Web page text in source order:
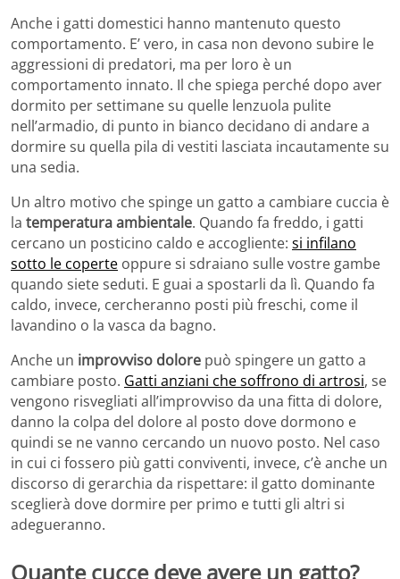
Anche i gatti domestici hanno mantenuto questo
comportamento. E’ vero, in casa non devono subire le
aggressioni di predatori, ma per loro è un
comportamento innato. Il che spiega perché dopo aver
dormito per settimane su quelle lenzuola pulite
nell’armadio, di punto in bianco decidano di andare a
dormire su quella pila di vestiti lasciata incautamente su
una sedia.
Un altro motivo che spinge un gatto a cambiare cuccia è
la temperatura ambientale. Quando fa freddo, i gatti
cercano un posticino caldo e accogliente: si infilano
sotto le coperte oppure si sdraiano sulle vostre gambe
quando siete seduti. E guai a spostarli da lì. Quando fa
caldo, invece, cercheranno posti più freschi, come il
lavandino o la vasca da bagno.
Anche un improvviso dolore può spingere un gatto a
cambiare posto. Gatti anziani che soffrono di artrosi, se
vengono risvegliati all’improvviso da una fitta di dolore,
danno la colpa del dolore al posto dove dormono e
quindi se ne vanno cercando un nuovo posto. Nel caso
in cui ci fossero più gatti conviventi, invece, c’è anche un
discorso di gerarchia da rispettare: il gatto dominante
sceglierà dove dormire per primo e tutti gli altri si
adegueranno.
Quante cucce deve avere un gatto?